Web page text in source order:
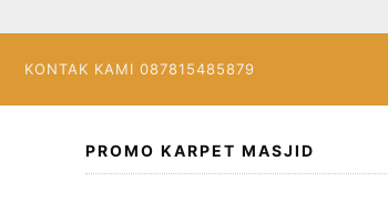
KONTAK KAMI 087815485879
PROMO KARPET MASJID